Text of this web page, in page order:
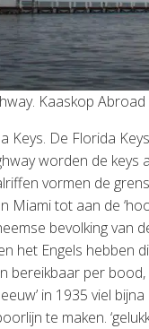
Kaaskop Abroad
Keys. De Florida
worden de
vormen de
Miami tot aan de
bevolking van
het Engels hebben
bereikbaar per
in 1935 viel
te maken.